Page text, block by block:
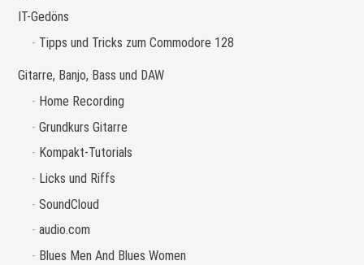
IT-Gedöns
Tipps und Tricks zum Commodore 128
Gitarre, Banjo, Bass und DAW
Home Recording
Grundkurs Gitarre
Kompakt-Tutorials
Licks und Riffs
SoundCloud
audio.com
Blues Men And Blues Women